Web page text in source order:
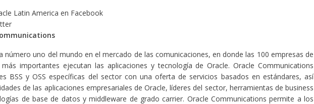
Latin America en Facebook
número uno del mundo en el mercado de las comunicaciones, en donde las 100 empresas de
más importantes ejecutan las aplicaciones y tecnología de Oracle. Oracle Communications
BSS y OSS específicas del sector con una oferta de servicios basados en estándares, así
de las aplicaciones empresariales de Oracle, líderes del sector, herramientas de business
de base de datos y middleware de grado carrier. Oracle Communications permite a los